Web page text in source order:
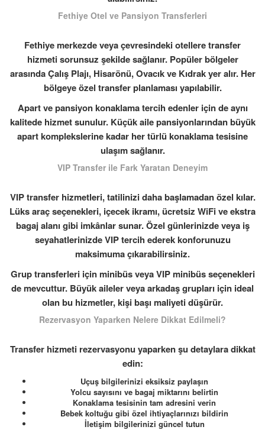
Fethiye Otel ve Pansiyon Transferleri
Fethiye merkezde veya çevresindeki otellere transfer
hizmeti sorunsuz şekilde sağlanır. Popüler bölgeler
arasında Çalış Plajı, Hisarönü, Ovacık ve Kıdrak yer alır. Her
bölgeye özel transfer planlaması yapılabilir.
Apart ve pansiyon konaklama tercih edenler için de aynı
kalitede hizmet sunulur. Küçük aile pansiyonlarından büyük
apart komplekslerine kadar her türlü konaklama tesisine
ulaşım sağlanır.
VIP Transfer ile Fark Yaratan Deneyim
VIP transfer hizmetleri, tatilinizi daha başlamadan özel kılar.
Lüks araç seçenekleri, içecek ikramı, ücretsiz WiFi ve ekstra
bagaj alanı gibi imkânlar sunar. Özel günlerinizde veya iş
seyahatlerinizde VIP tercih ederek konforunuzu
maksimuma çıkarabilirsiniz.
Grup transferleri için minibüs veya VIP minibüs seçenekleri
de mevcuttur. Büyük aileler veya arkadaş grupları için ideal
olan bu hizmetler, kişi başı maliyeti düşürür.
Rezervasyon Yaparken Nelere Dikkat Edilmeli?
Transfer hizmeti rezervasyonu yaparken şu detaylara dikkat
edin:
Uçuş bilgilerinizi eksiksiz paylaşın
Yolcu sayısını ve bagaj miktarını belirtin
Konaklama tesisinin tam adresini verin
Bebek koltuğu gibi özel ihtiyaçlarınızı bildirin
İletişim bilgilerinizi güncel tutun